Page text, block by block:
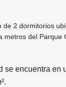
de 2 dormitorios
metros del Parque
se encuentra en